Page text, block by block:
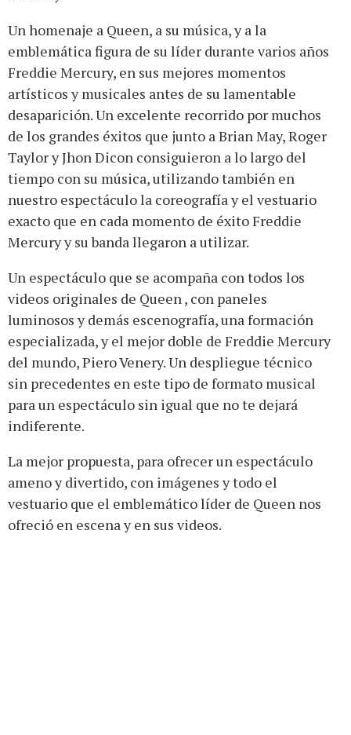
Un homenaje a Queen, a su música, y a la
emblemática figura de su líder durante varios años
Freddie Mercury, en sus mejores momentos
artísticos y musicales antes de su lamentable
desaparición. Un excelente recorrido por muchos
de los grandes éxitos que junto a Brian May, Roger
Taylor y Jhon Dicon consiguieron a lo largo del
tiempo con su música, utilizando también en
nuestro espectáculo la coreografía y el vestuario
exacto que en cada momento de éxito Freddie
Mercury y su banda llegaron a utilizar.
Un espectáculo que se acompaña con todos los
videos originales de Queen , con paneles
luminosos y demás escenografía, una formación
especializada, y el mejor doble de Freddie Mercury
del mundo, Piero Venery. Un despliegue técnico
sin precedentes en este tipo de formato musical
para un espectáculo sin igual que no te dejará
indiferente.
La mejor propuesta, para ofrecer un espectáculo
ameno y divertido, con imágenes y todo el
vestuario que el emblemático líder de Queen nos
ofreció en escena y en sus videos.